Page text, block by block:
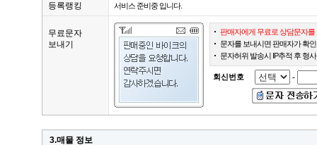
등록랭킹 서비스 준비중 입니다.
무료문자
보내기
판매자에게 무료로 상담문자
문자를 보내시면 판매자가 확
문자허위 발송시 IP추적 후 형
회신번호 -
3.매물 정보